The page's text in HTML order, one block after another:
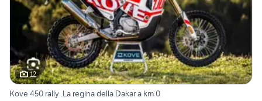
12
Kove 450 rally .La regina della Dakar a km 0